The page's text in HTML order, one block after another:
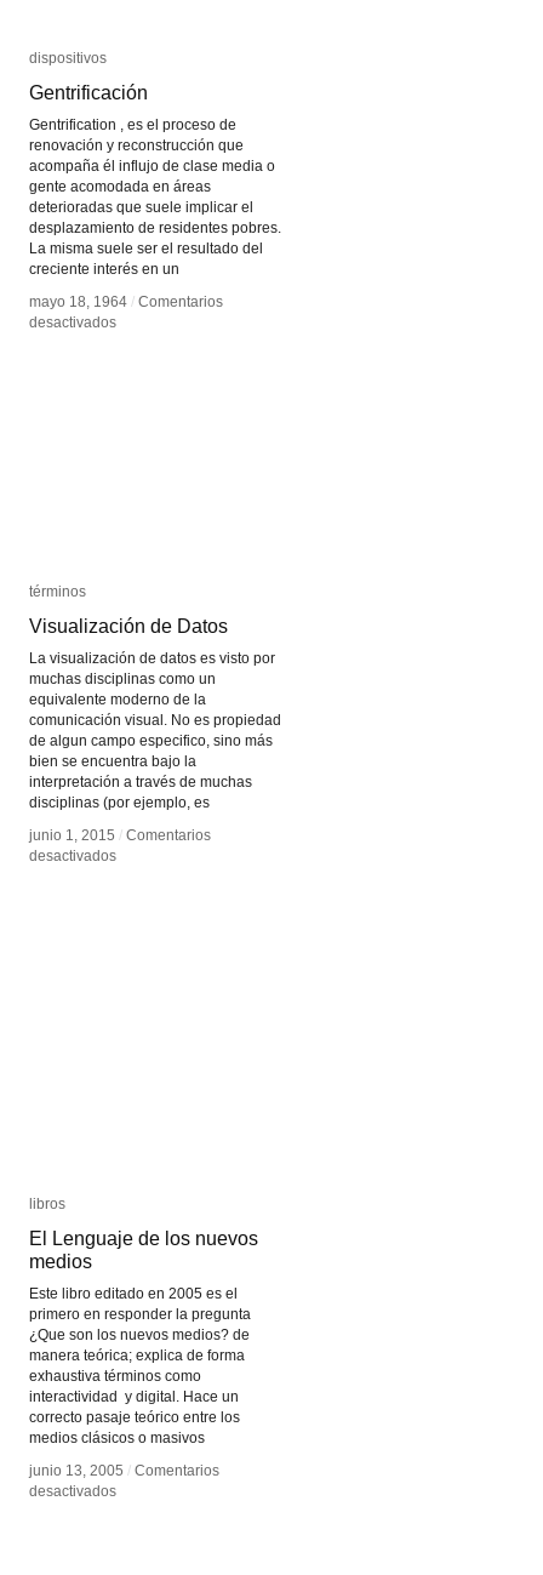
dispositivos
Gentrificación
Gentrification , es el proceso de
renovación y reconstrucción que
acompaña él influjo de clase media o
gente acomodada en áreas
deterioradas que suele implicar el
desplazamiento de residentes pobres.
La misma suele ser el resultado del
creciente interés en un
mayo 18, 1964 / Comentarios
desactivadosen
dispositivos
Gentrificación
mayo 18, 1964 / Comentarios
desactivadosen
términos
Visualización de Datos
La visualización de datos es visto por
muchas disciplinas como un
equivalente moderno de la
comunicación visual. No es propiedad
de algun campo especifico, sino más
bien se encuentra bajo la
interpretación a través de muchas
disciplinas (por ejemplo, es
junio 1, 2015 / Comentarios
desactivadosen
términos
Visualización de Datos
junio 1, 2015 / Comentarios
desactivadosen
libros
El Lenguaje de los nuevos
medios
Este libro editado en 2005 es el
primero en responder la pregunta
¿Que son los nuevos medios? de
manera teórica; explica de forma
exhaustiva términos como
interactividad y digital. Hace un
correcto pasaje teórico entre los
medios clásicos o masivos
junio 13, 2005 / Comentarios
desactivadosen
libros
El Lenguaje de los nuevos
medios
junio 13, 2005 / Comentarios
desactivadosen